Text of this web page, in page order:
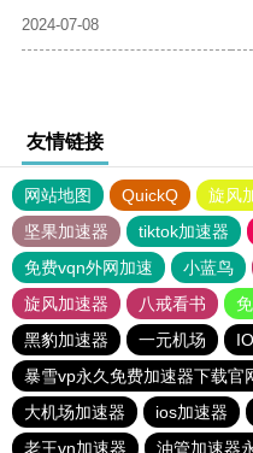
2024-07-08
友情链接
网站地图 QuickQ 旋风
坚果加速器
tiktok加速器
免费vqn外网加速
小蓝鸟
旋风加速器
八戒看书
黑豹加速器
一元机场
暴雪vp永久免费加速器下载官
大机场加速器
ios加速器
老王vn加速器
油管加速器